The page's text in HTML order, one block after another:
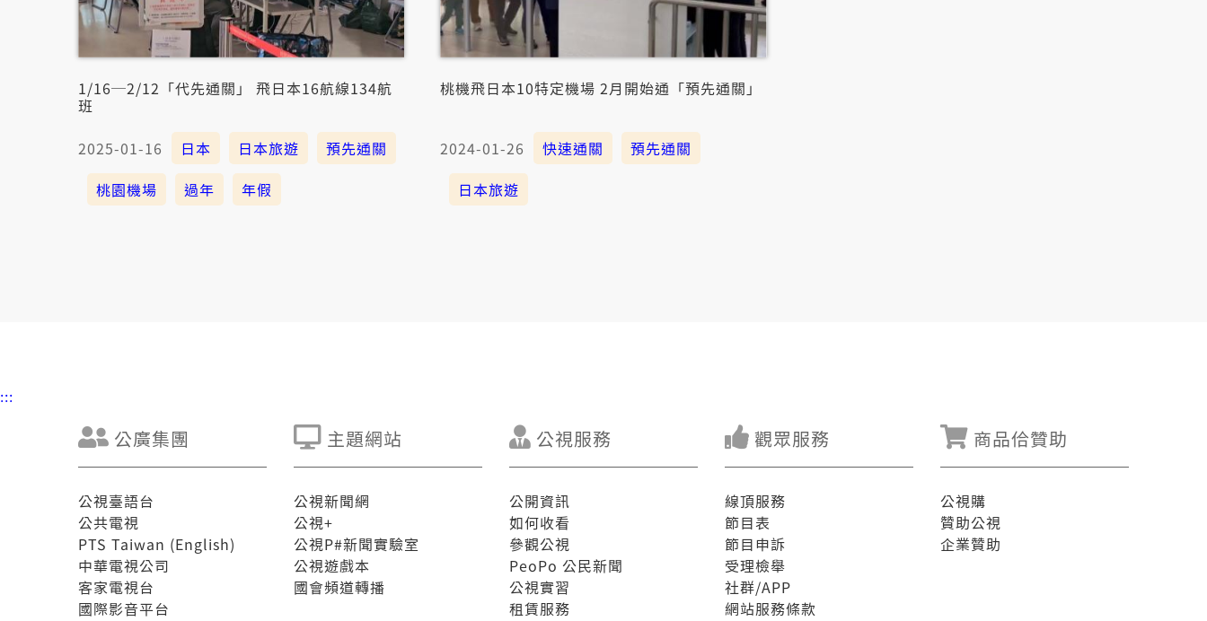
1/16─2/12「代先通關」 飛日本16航線134航
班
2025-01-16 日本 日本旅遊
預先通關
桃園機場
過年 年假
桃機飛日本10特定機場 2月開始通「預先通關」
2024-01-26 快速通關
預先通關
日本旅遊
:::
公廣集團
公視臺語台
公共電視
PTS Taiwan (English)
中華電視公司
客家電視台
國際影音平台
主題網站
公視新聞網
公視+
公視P#新聞實驗室
公視遊戲本
國會頻道轉播
公視服務
公開資訊
如何收看
參觀公視
PeoPo 公民新聞
公視實習
租賃服務
觀眾服務
線頂服務
節目表
節目申訴
受理檢舉
社群/APP
網站服務條款
商品佮贊助
公視購
贊助公視
企業贊助